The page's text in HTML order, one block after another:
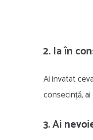
2. Ia în
Ai invatat
consecință,
3. Ai